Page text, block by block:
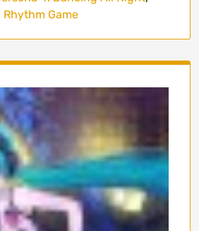
Rhythm Game